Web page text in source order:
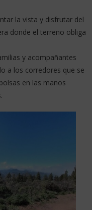
la vista y disfrutar del
donde el terreno obliga
y acompañantes
a los corredores que se
en las manos